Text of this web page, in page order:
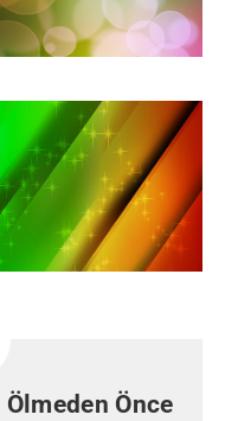
Ölmeden Önce